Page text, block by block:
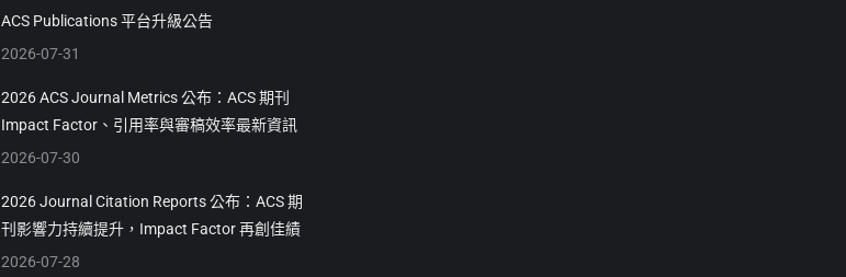
ACS Publications 平台升級公告
2026-07-31
2026 ACS Journal Metrics 公布：ACS 期刊
Impact Factor、引用率與審稿效率最新資訊
2026-07-30
2026 Journal Citation Reports 公布：ACS 期
刊影響力持續提升，Impact Factor 再創佳績
2026-07-28